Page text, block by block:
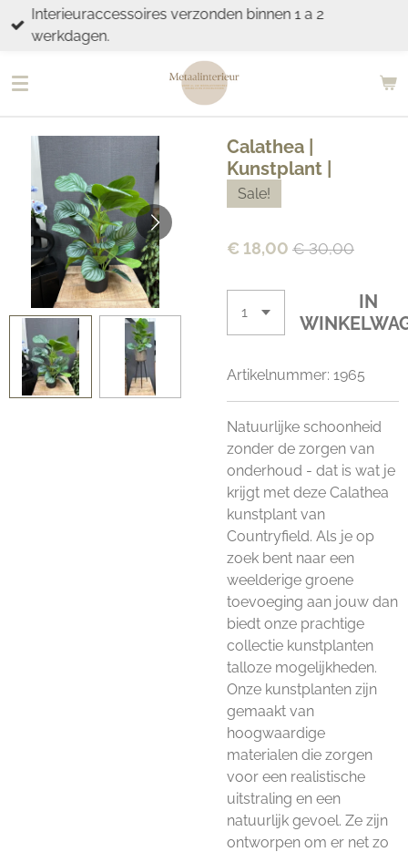
Ga
direct
de
Interieuraccessoires verzonden binnen 1 a 2
werkdagen.
Calathea |
Kunstplant |
Sale!
€ 18,00 € 30,00
IN
Artikelnummer: 1965
Natuurlijke schoonheid
zonder de zorgen van
onderhoud - dat is wat je
krijgt met deze Calathea
kunstplant van
Countryfield. Als je op
zoek bent naar een
weelderige groene
toevoeging aan jouw dan
biedt onze prachtige
collectie kunstplanten
talloze mogelijkheden.
Onze kunstplanten zijn
gemaakt van
hoogwaardige
materialen die zorgen
voor een realistische
uitstraling en een
natuurlijk gevoel. Ze zijn
ontworpen om er net zo